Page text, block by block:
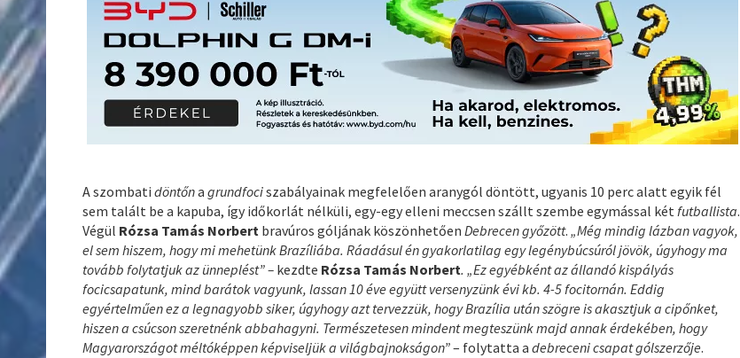
A szombatidöntőnagrundfociszabályainak megfelelően aranygól döntött, ugyanis 10 perc alatt egyik fél
sem talált be a kapuba, így időkorlát nélküli, egy-egy elleni meccsen szállt szembe egymással kétfutballista.
Végül Rózsa Tamás Norbert bravúros góljának köszönhetőenDebrecen győzött.„Még mindig lázban vagyok,
el sem hiszem, hogy mi mehetünk Brazíliába. Ráadásul én gyakorlatilag egy legénybúcsúról jövök, úgyhogy ma
tovább folytatjuk az ünneplést” – kezdte Rózsa Tamás Norbert. „Ez egyébként az állandó kispályás
focicsapatunk, mind barátok vagyunk, lassan 10 éve együtt versenyzünk évi kb. 4-5 focitornán. Eddig
egyértelműen ez a legnagyobb siker, úgyhogy azt tervezzük, hogy Brazília után szögre is akasztjuk a cipőnket,
hiszen a csúcson szeretnénk abbahagyni. Természetesen mindent megteszünk majd annak érdekében, hogy
Magyarországot méltóképpen képviseljük a világbajnokságon”– folytatta adebreceni csapat gólszerzője.